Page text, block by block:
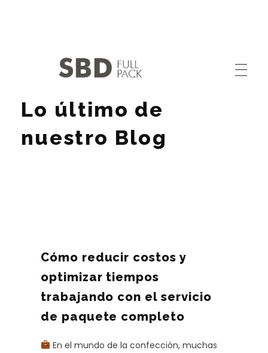
SABIDIV SAS
Lo último de
nuestro Blog
Cómo reducir costos y
optimizar tiempos
trabajando con el servicio
de paquete completo
En el mundo de la confección, muchas